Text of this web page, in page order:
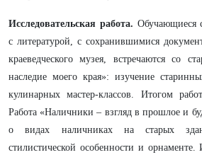
Исследовательская работа. Обучающиеся
с литературой, с сохранившимися
краеведческого музея, встречаются со
наследие моего края»: изучение
кулинарных мастер-классов. Итогом
Работа «Наличники – взгляд в прошлое и
о видах наличниках на старых
стилистической особенности и